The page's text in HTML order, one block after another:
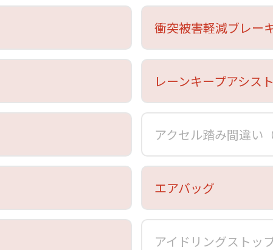
衝突被害軽減ブレー
レーンキープアシスト
アクセル踏み間違い
エアバッグ
アイドリングストッ